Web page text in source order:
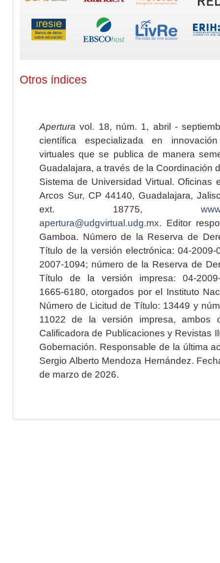
Otros índices
Apertura vol. 18, núm. 1, abril -
científica especializada en
virtuales que se publica de manera
Guadalajara, a través de la Coordinación
Sistema de Universidad Virtual. Oficinas
Arcos Sur, CP 44140, Guadalajara,
ext. 18775,
apertura@udgvirtual.udg.mx. Editor
Gamboa. Número de la Reserva de
Título de la versión electrónica: 04-2009-
2007-1094; número de la Reserva de
Título de la versión impresa: 04-2009-
1665-6180, otorgados por el Instituto
Número de Licitud de Título: 13449 y
11022 de la versión impresa, ambos
Calificadora de Publicaciones y Revistas
Gobernación. Responsable de la última
Sergio Alberto Mendoza Hernández.
de marzo de 2026.